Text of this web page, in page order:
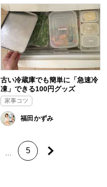
古い冷蔵庫でも簡単に「急速冷
凍」できる100円グッズ
家事コツ
福田かずみ
… 5